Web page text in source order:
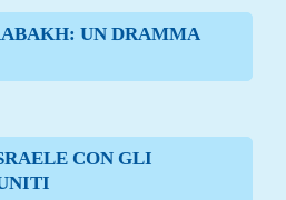
UN DRAMMA
CON GLI